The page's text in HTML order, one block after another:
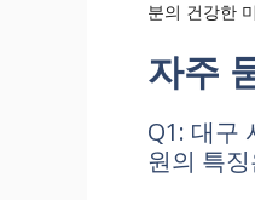
분의 건강한
자주
Q1: 대구
원의 특